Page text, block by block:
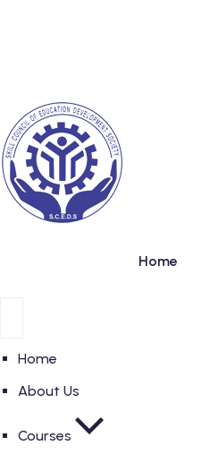
Home
Home
About Us
Courses